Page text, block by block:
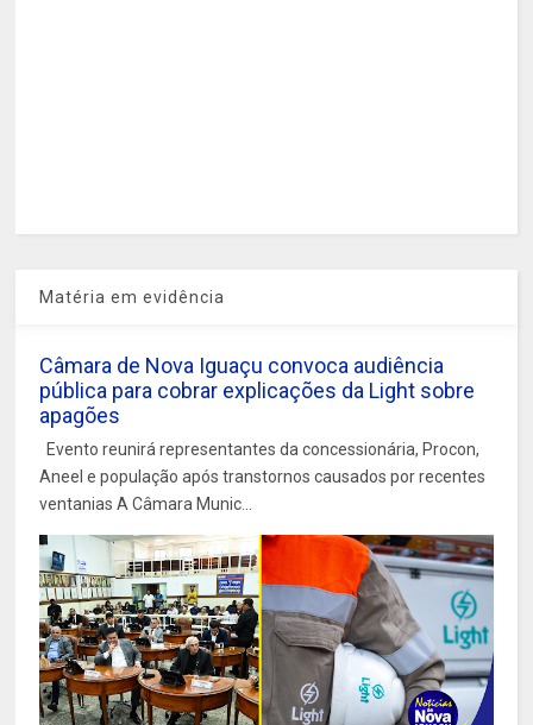
Matéria em evidência
Câmara de Nova Iguaçu convoca audiência
pública para cobrar explicações da Light sobre
apagões
Evento reunirá representantes da concessionária, Procon,
Aneel e população após transtornos causados por recentes
ventanias A Câmara Munic...